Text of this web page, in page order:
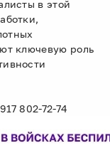
в этой
ключевую роль
802-72-74